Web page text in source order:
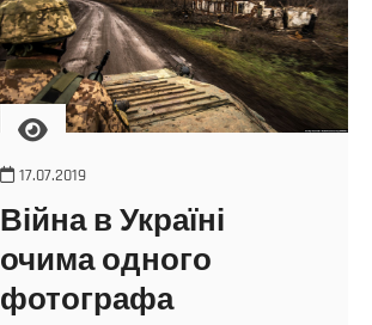
17.07.2019
Війна в Україні
очима одного
фотографа